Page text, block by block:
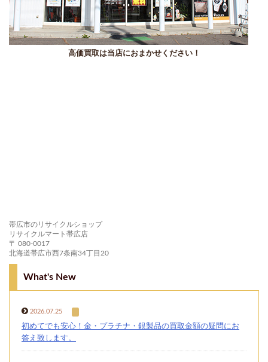
高価買取は当店におまかせください！
帯広市のリサイクルショップ
リサイクルマート帯広店
〒 080-0017
北海道帯広市西7条南34丁目20
What's New
2026.07.25
初めてでも安心！金・プラチナ・銀製品の買取金額の疑問にお
答え致します。